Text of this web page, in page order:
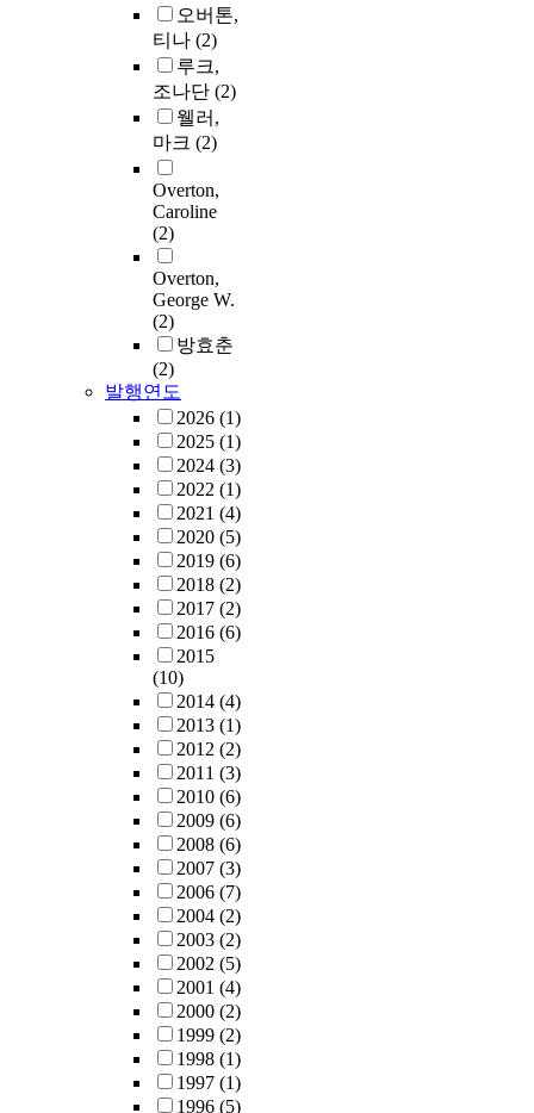
오버톤,
티나 (2)
루크,
조나단 (2)
웰러,
마크 (2)
Overton,
Caroline
(2)
Overton,
George W.
(2)
방효춘
(2)
발행연도
2026 (1)
2025 (1)
2024 (3)
2022 (1)
2021 (4)
2020 (5)
2019 (6)
2018 (2)
2017 (2)
2016 (6)
2015
(10)
2014 (4)
2013 (1)
2012 (2)
2011 (3)
2010 (6)
2009 (6)
2008 (6)
2007 (3)
2006 (7)
2004 (2)
2003 (2)
2002 (5)
2001 (4)
2000 (2)
1999 (2)
1998 (1)
1997 (1)
1996 (5)